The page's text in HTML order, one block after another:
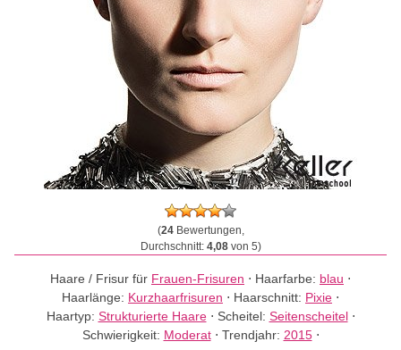
(24Bewertungen,
Durchschnitt: 4,08von 5)
Haare / Frisur für Frauen-Frisuren ⋅ Haarfarbe: blau ⋅
Haarlänge: Kurzhaarfrisuren ⋅ Haarschnitt: Pixie ⋅
Haartyp: Strukturierte Haare⋅ Scheitel: Seitenscheitel⋅
Schwierigkeit: Moderat⋅ Trendjahr: 2015⋅